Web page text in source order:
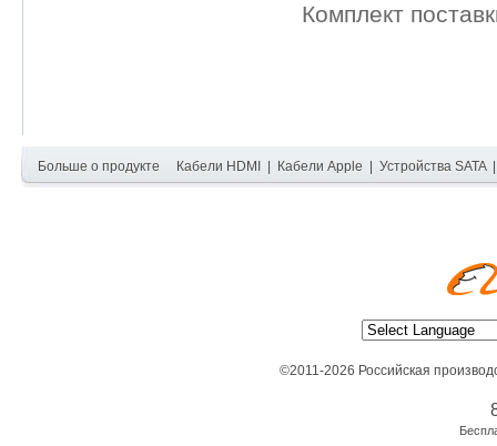
Комплект
Больше о продукте Кабели HDMI Кабели Apple Устройства SATA
©2011-2026 Российская